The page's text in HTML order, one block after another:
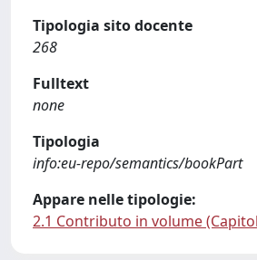
Tipologia sito docente
268
Fulltext
none
Tipologia
info:eu-repo/semantics/bookPart
Appare nelle tipologie:
2.1 Contributo in volume